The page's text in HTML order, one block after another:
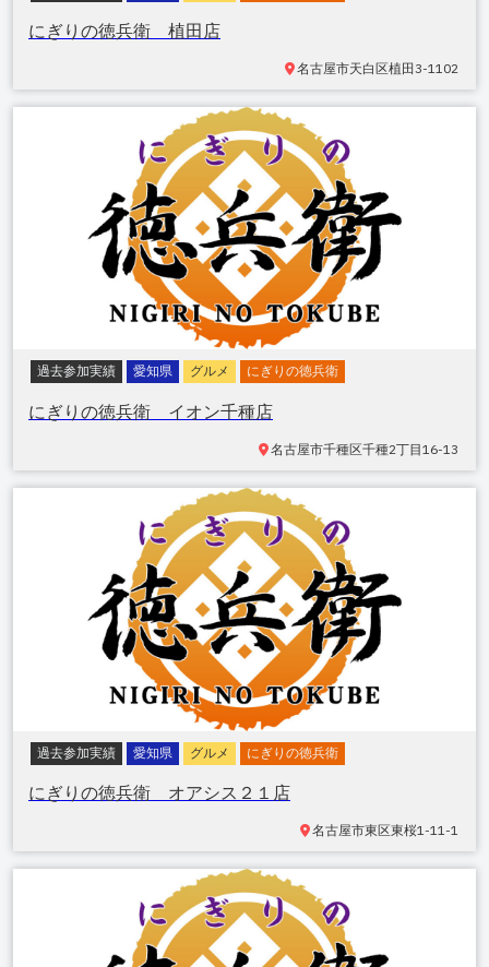
にぎりの徳兵衛 植田店
名古屋市天白区植田3-1102
過去参加実績 愛知県 グルメ にぎりの徳兵衛
にぎりの徳兵衛 イオン千種店
名古屋市千種区千種2丁目16-13
過去参加実績 愛知県 グルメ にぎりの徳兵衛
にぎりの徳兵衛 オアシス２１店
名古屋市東区東桜1-11-1